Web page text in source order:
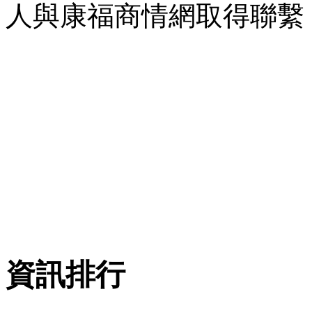
人與康福商情網取得聯繫
資訊排行